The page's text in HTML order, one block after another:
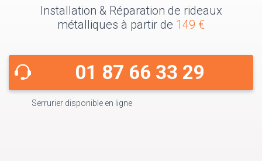
Installation & Réparation de rideaux
métalliques à partir de 149 €
01 87 66 33 29
Serrurier disponible en ligne